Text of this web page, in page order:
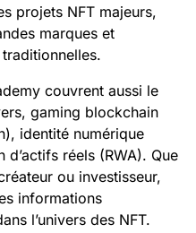
projets NFT majeurs,
marques et
couvrent aussi le
gaming blockchain
identité numérique
réels (RWA). Que
ou investisseur,
informations
l’univers des NFT.